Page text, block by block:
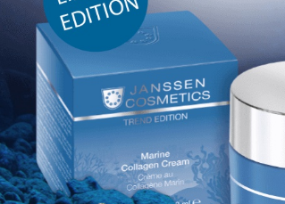
Viac informácií